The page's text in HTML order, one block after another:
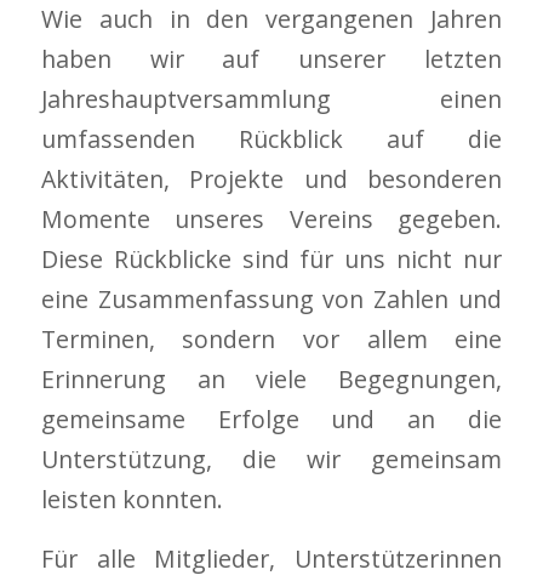
Wie auch in den vergangenen Jahren
haben wir auf unserer letzten
Jahreshauptversammlung einen
umfassenden Rückblick auf die
Aktivitäten, Projekte und besonderen
Momente unseres Vereins gegeben.
Diese Rückblicke sind für uns nicht nur
eine Zusammenfassung von Zahlen und
Terminen, sondern vor allem eine
Erinnerung an viele Begegnungen,
gemeinsame Erfolge und an die
Unterstützung, die wir gemeinsam
leisten konnten.
Für alle Mitglieder, Unterstützerinnen